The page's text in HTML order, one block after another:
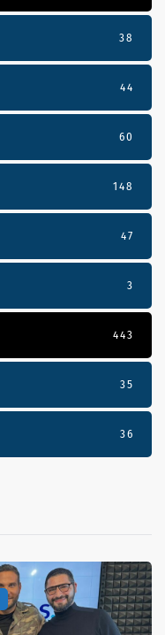
38
44
60
148
47
3
443
35
36